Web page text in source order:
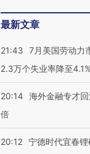
最新文章
21:43
7月美国劳动力
2.3万个失业率降至
20:14 海外金融专才
倍
20:12 宁德时代宜春